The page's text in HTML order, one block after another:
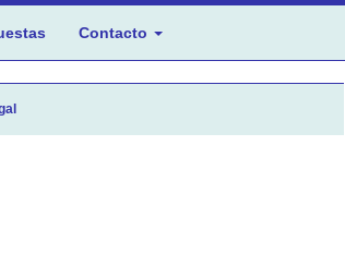
Contacto